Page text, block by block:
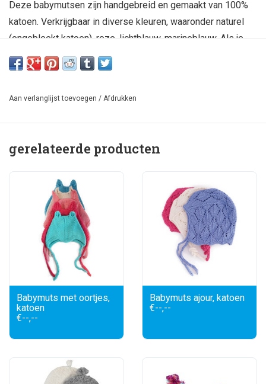
Deze babymutsen zijn handgebreid en gemaakt van 100%
katoen. Verkrijgbaar in diverse kleuren, waaronder naturel
(ongebleekt katoen), roze, lichtblauw, marineblauw. Als je
assorti bestelt, krijg je ook nog andere, nieuwe kleuren.
Deze mutsjes worden gebreid door dezelfde herderinnen
vingerpoppen breien. Maat: van pasgeboren tot anderhalf
Aan verlanglijst toevoegen / Afdrukken
gerelateerde producten
Babymuts met oortjes,
katoen
€--,--
Babymuts ajour, katoen
€--,--